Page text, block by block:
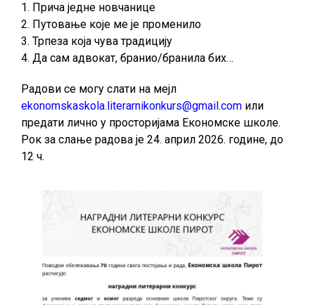
1. Прича једне новчанице
2. Путовање које ме је променило
3. Трпеза која чува традицију
4. Да сам адвокат, бранио/бранила бих…
Радови се могу слати на мејл
ekonomskaskola.literarnikonkurs@gmail.com или
предати лично у просторијама Економске школе.
Рок за слање радова је 24. април 2026. године, до
12 ч.